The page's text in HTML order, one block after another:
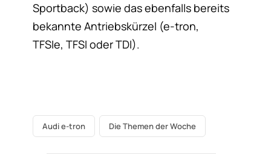
Sportback) sowie das ebenfalls bereits
bekannte Antriebskürzel (e-tron,
TFSIe, TFSI oder TDI).
Audi e-tron Die Themen der Woche